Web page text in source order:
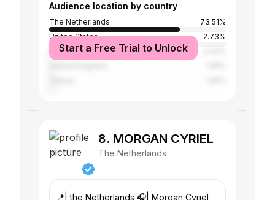
Audience location by country
The Netherlands
73.51%
United States
2.73%
Spain
Start a Free Trial to Unlock
8. MORGAN CYRIEL
The Netherlands
📍| the Netherlands 🎧| Morgan Cyriel